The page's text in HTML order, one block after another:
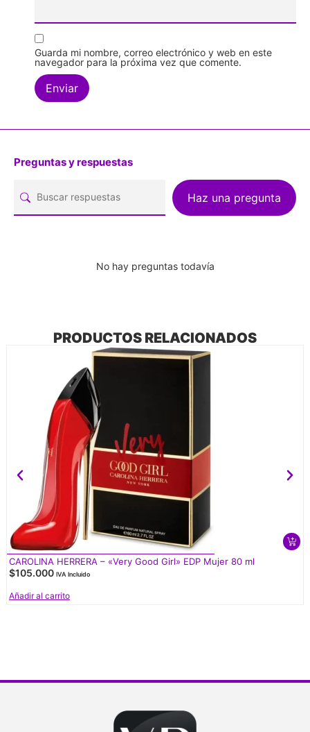
Guarda mi nombre, correo electrónico y web en este
navegador para la próxima vez que comente.
Preguntas y respuestas
Haz una pregunta
No hay preguntas todavía
PRODUCTOS RELACIONADOS
CAROLINA HERRERA – «Very Good Girl» EDP Mujer 80 ml
$105.000 IVA Incluido
Añadir al carrito